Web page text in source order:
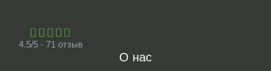
4.5/5 - 71 отзыв
О нас